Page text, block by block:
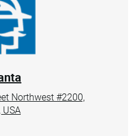
Northwest #2200,